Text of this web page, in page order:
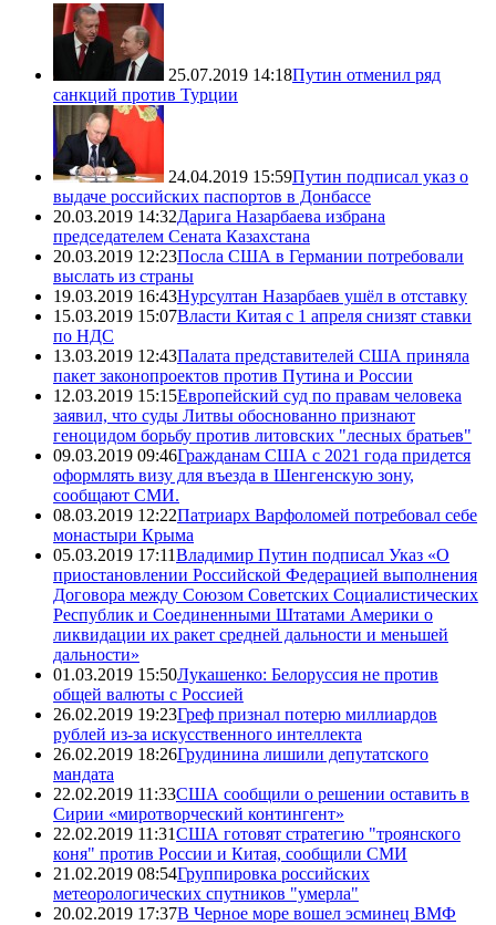
25.07.2019 14:18Путин отменил ряд
санкций против Турции
24.04.2019 15:59Путин подписал указ о
выдаче российских паспортов в Донбассе
20.03.2019 14:32Дарига Назарбаева избрана
председателем Сената Казахстана
20.03.2019 12:23Посла США в Германии потребовали
выслать из страны
19.03.2019 16:43Нурсултан Назарбаев ушёл в отставку
15.03.2019 15:07Власти Китая с 1 апреля снизят ставки
по НДС
13.03.2019 12:43Палата представителей США приняла
пакет законопроектов против Путина и России
12.03.2019 15:15Европейский суд по правам человека
заявил, что суды Литвы обоснованно признают
геноцидом борьбу против литовских "лесных братьев"
09.03.2019 09:46Гражданам США с 2021 года придется
оформлять визу для въезда в Шенгенскую зону,
сообщают СМИ.
08.03.2019 12:22Патриарх Варфоломей потребовал себе
монастыри Крыма
05.03.2019 17:11Владимир Путин подписал Указ «О
приостановлении Российской Федерацией выполнения
Договора между Союзом Советских Социалистических
Республик и Соединенными Штатами Америки о
ликвидации их ракет средней дальности и меньшей
дальности»
01.03.2019 15:50Лукашенко: Белоруссия не против
общей валюты с Россией
26.02.2019 19:23Греф признал потерю миллиардов
рублей из-за искусственного интеллекта
26.02.2019 18:26Грудинина лишили депутатского
мандата
22.02.2019 11:33США сообщили о решении оставить в
Сирии «миротворческий контингент»
22.02.2019 11:31США готовят стратегию "троянского
коня" против России и Китая, сообщили СМИ
21.02.2019 08:54Группировка российских
метеорологических спутников "умерла"
20.02.2019 17:37В Черное море вошел эсминец ВМФ